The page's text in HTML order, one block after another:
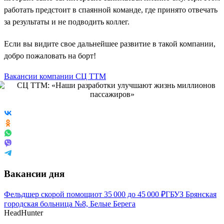
работать предстоит в спаянной команде, где принято отвечать
за результаты и не подводить коллег.
Если вы видите свое дальнейшее развитие в такой компании,
добро пожаловать на борт!
Вакансии компании СЦ ТТМ
Вакансии дня
Фельдшер скорой помощиот 35 000 до 45 000 ₽ГБУЗ Брянская
городская больница №8, Белые Берега
HeadHunter